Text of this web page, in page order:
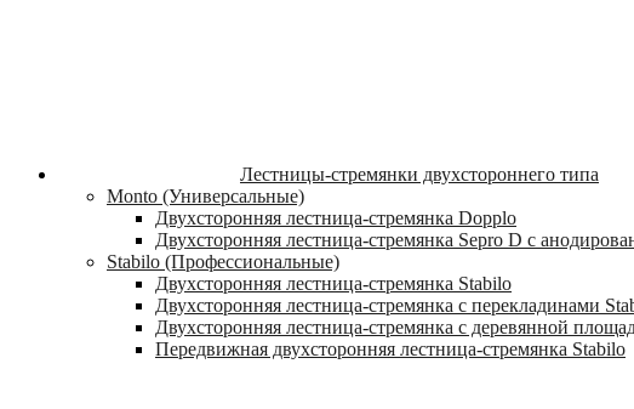
Лестницы-стремянки двухстороннего типа
Monto (Универсальные)
Двухсторонняя лестница-стремянка Dopplo
Двухсторонняя лестница-стремянка Sepro D с
Stabilo (Профессиональные)
Двухсторонняя лестница-стремянка Stabilo
Двухсторонняя лестница-стремянка с перекладинами
Двухсторонняя лестница-стремянка с деревянной
Передвижная двухсторонняя лестница-стремянка Stabilo